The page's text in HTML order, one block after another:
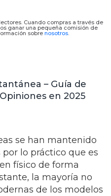
Cuando compras a través de
ganar una pequeña comisión de
sobre nosotros.
– Guía de
en 2025
se han mantenido
lo práctico que es
físico de forma
la mayoría no
de los modelos